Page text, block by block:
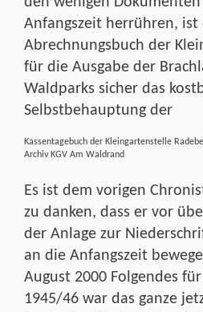
Anfangszeit herrühren,
Abrechnungsbuch der
für die Ausgabe der
Waldparks sicher das
Selbstbehauptung der
Kassentagebuch der Kleingartenstelle
Archiv KGV Am Waldrand
Es ist dem vorigen
zu danken, dass er vor
der Anlage zur
an die Anfangszeit
August 2000 Folgendes
1945/46 war das ganze